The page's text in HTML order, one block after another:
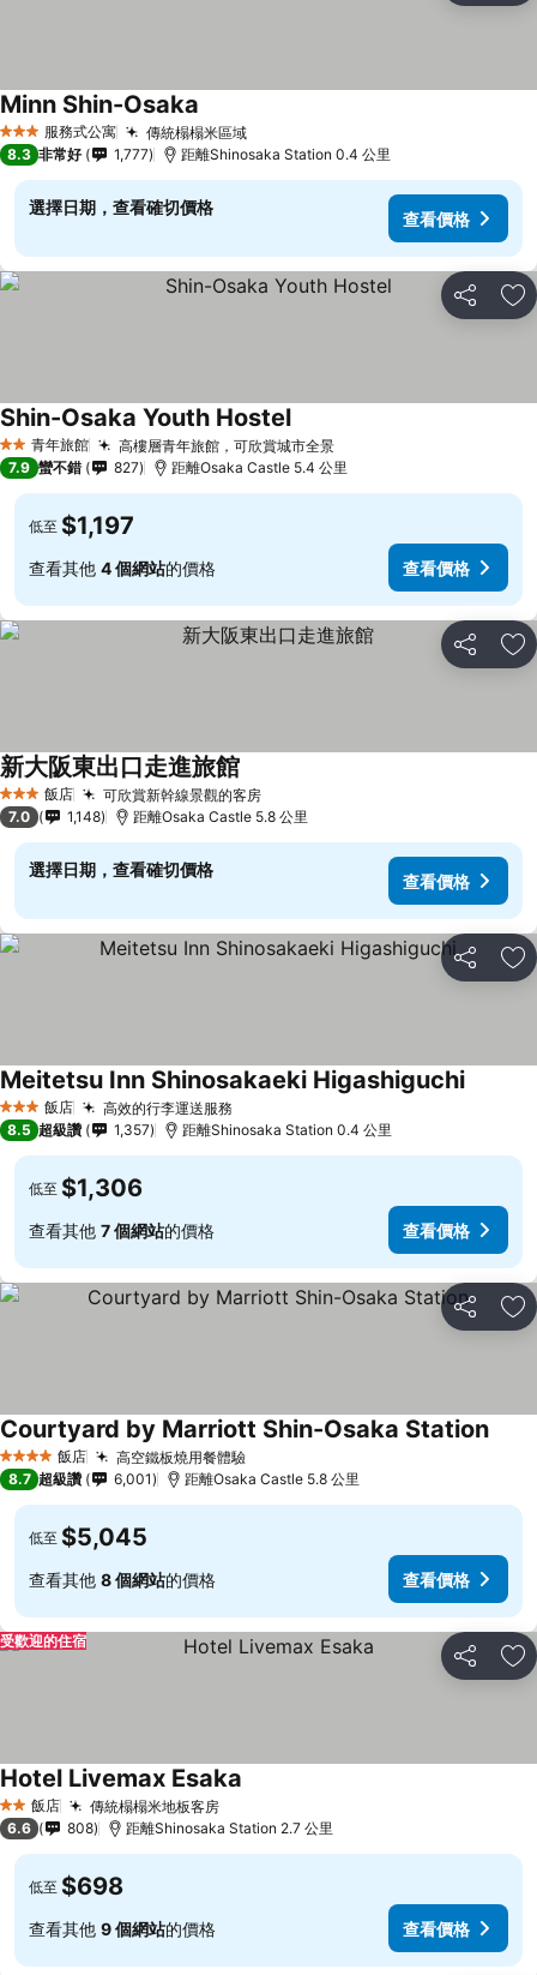
3 星級 服務式公寓 傳統榻榻米區域查看價格
Minn Shin-Osaka
8.3 非常好 1,777 距離Shinosaka Station 0.4 公里
選擇日期，查看確切價格
查看價格
分享 加
2 星級青年旅館 高樓層青年旅館，可欣賞城市全景查看價格
Shin-Osaka Youth Hostel查看價格
7.9 蠻不錯 827 距離Osaka Castle 5.4 公里
低至 $1,197
查看其他 4 個網站的價格 查看價格
分享 加
3 星級 飯店 可欣賞新幹線景觀的客房查看價格
新大阪東出口走進旅館
7.0 1,148 距離Osaka Castle 5.8 公里
選擇日期，查看確切價格
查看價格
分享 加
3 星級 飯店 高效的行李運送服務
Meitetsu Inn Shinosakaeki Higashiguchi查看價
8.5 超級讚 1,357 距離Shinosaka Station 0.4 公里
低至 $1,306
查看其他 7 個網站的價格 查看價格
分享 加
4 星級 飯店 高空鐵板燒用餐體驗查看價格
Courtyard by Marriott Shin-Osaka Station查看
8.7 超級讚 6,001 距離Osaka Castle 5.8 公里
低至 $5,045
查看其他 8 個網站的價格 查看價格
分享 加
受歡迎的住宿
2 星級飯店 傳統榻榻米地板客房查看價格
Hotel Livemax Esaka
6.6 808 距離Shinosaka Station 2.7 公里
低至 $698
查看其他 9 個網站的價格 查看價格